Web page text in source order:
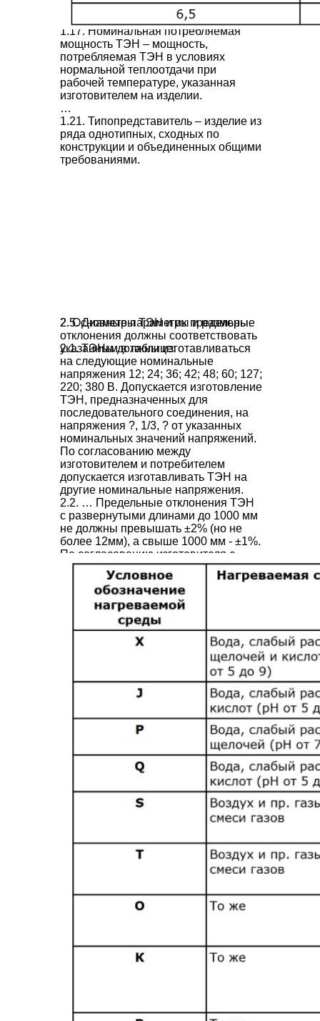
установившемся режиме в условиях
нормальной теплоотдачи.
1.17. Номинальная потребляемая
мощность ТЭН – мощность,
потребляемая ТЭН в условиях
нормальной теплоотдачи при
рабочей температуре, указанная
изготовителем на изделии.
…
1.21. Типопредставитель – изделие из
ряда однотипных, сходных по
конструкции и объединенных общими
требованиями.
2. Основные параметры и размеры.
2.1. ТЭНы должны изготавливаться
на следующие номинальные
напряжения 12; 24; 36; 42; 48; 60; 127;
220; 380 В. Допускается изготовление
ТЭН, предназначенных для
последовательного соединения, на
напряжения ?, 1/3, ? от указанных
номинальных значений напряжений.
По согласованию между
изготовителем и потребителем
допускается изготавливать ТЭН на
другие номинальные напряжения.
2.2. … Предельные отклонения ТЭН
с развернутыми длинами до 1000 мм
не должны превышать ±2% (но не
более 12мм), а свыше 1000 мм - ±1%.
По согласованию изготовителя с
потребителем допускается
увеличение предельных отклонений
по номинальной развернутой длине.
2.4. Номинальные длины контактных
стержней в заделке и
соответствующие им условные
соответствовать указанным в
таблице.
3. Технические требования.
3.5. Отклонение потребляемой
мощности ТЭН при номинальном
напряжении не должно превышать
потребляемой мощности для ТЭН с
активным сопротивлением свыше 10
Ом и ±10% для ТЭН с активным
3.9. Сопротивление изоляции ТЭН в
сдаточных испытаниях на заводе-
изготовителе – не менее 50 МОм.
испытательное синусоидальное
2.5. Диаметры ТЭН и их предельные
отклонения должны соответствовать
указанным в таблице: